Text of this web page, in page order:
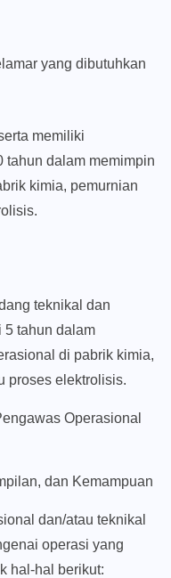
yang dibutuhkan
memiliki
tahun dalam memimpin
kimia, pemurnian
teknikal dan
5 tahun dalam
di pabrik kimia,
proses elektrolisis.
Operasional
dan Kemampuan
dan/atau teknikal
operasi yang
hal-hal berikut: